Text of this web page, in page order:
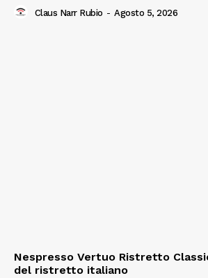
Claus Narr Rubio - Agosto 5, 2026
Nespresso Vertuo Ristretto
del ristretto italiano